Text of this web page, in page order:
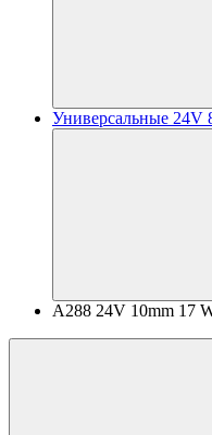
Универсальные
A288 24V 10mm 17